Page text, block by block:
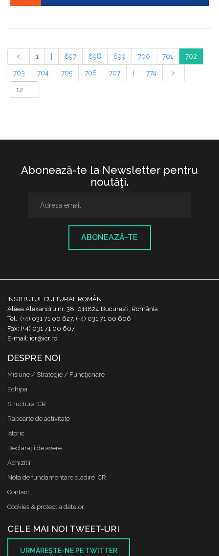
1 697 698 699 700 701 702
703 704 705 706 707 774
Abonează-te la Newsletter pentru
noutăţi.
ABONEAZĂ-TE
INSTITUTUL CULTURAL ROMÂN
Aleea Alexandru nr. 38, 011824 București, România
Tel.: (+4) 031 71 00 627, (+4) 031 71 00 606
Fax: (+4) 031 71 00 607
E-mail: icr@icr.ro
DESPRE NOI
Misiune / Strategie / Funcţionare
Echipa
Structura ICR
Rapoarte de activitate
Istoric
Declaraţii de avere
Achizitii
Nota de fundamentare cladire ICR
Contact
Cookies & protectia datelor
CELE MAI NOI TWEET-URI
URMĂREŞTE-NE PE TWITTER